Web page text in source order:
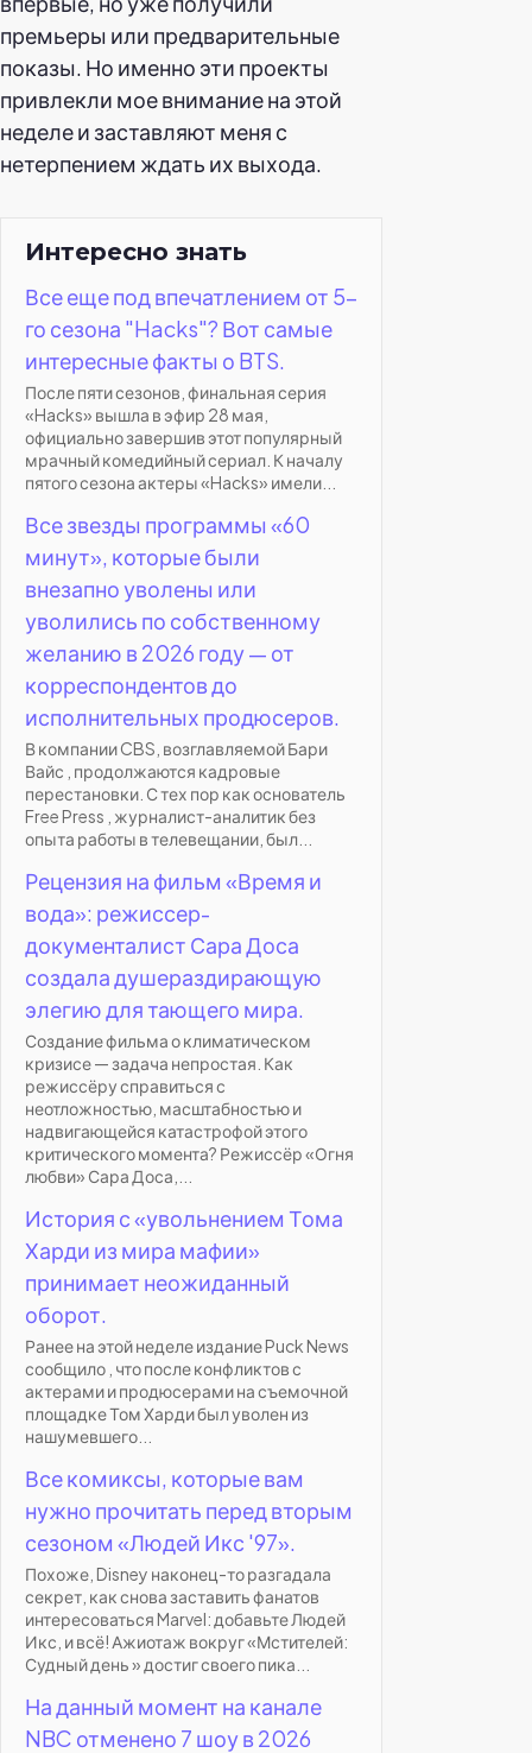
премьеры или предварительные
показы. Но именно эти проекты
привлекли мое внимание на этой
неделе и заставляют меня с
нетерпением ждать их выхода.
Интересно знать
Все еще под впечатлением от 5-
го сезона "Hacks"? Вот самые
интересные факты о BTS.
После пяти сезонов, финальная серия
«Hacks» вышла в эфир 28 мая,
официально завершив этот популярный
мрачный комедийный сериал. К началу
пятого сезона актеры «Hacks» имели...
Все звезды программы «60
минут», которые были
внезапно уволены или
уволились по собственному
желанию в 2026 году — от
корреспондентов до
исполнительных продюсеров.
В компании CBS, возглавляемой Бари
Вайс , продолжаются кадровые
перестановки. С тех пор как основатель
Free Press , журналист-аналитик без
опыта работы в телевещании, был...
Рецензия на фильм «Время и
вода»: режиссер-
документалист Сара Доса
создала душераздирающую
элегию для тающего мира.
Создание фильма о климатическом
кризисе — задача непростая. Как
режиссёру справиться с
неотложностью, масштабностью и
надвигающейся катастрофой этого
критического момента? Режиссёр «Огня
любви» Сара Доса,...
История с «увольнением Тома
Харди из мира мафии»
принимает неожиданный
оборот.
Ранее на этой неделе издание Puck News
сообщило , что после конфликтов с
актерами и продюсерами на съемочной
площадке Том Харди был уволен из
нашумевшего...
Все комиксы, которые вам
нужно прочитать перед вторым
сезоном «Людей Икс '97».
Похоже, Disney наконец-то разгадала
секрет, как снова заставить фанатов
интересоваться Marvel: добавьте Людей
Икс, и всё! Ажиотаж вокруг «Мстителей:
Судный день » достиг своего пика...
На данный момент на канале
NBC отменено 7 шоу в 2026